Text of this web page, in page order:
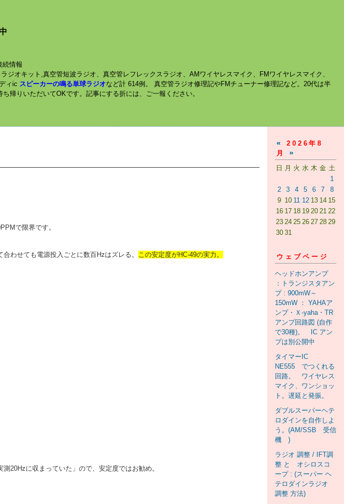
続情報
オキット,真空管短波ラジオ、真空管レフレックスラジオ、AMワイヤレスマイク、FMワイヤレスマイク、
ィic スピーカーの鳴る単球ラジオなど計 614例。 真空管ラジオ修理記やFMチューナー修理記など。20代は半
帰りいただいてOKです。記事にする折には、ご一報ください。
で限界です。
わせても電源投入ごとに数百Hzはズレる。
この安定度がHC-49の実力。
に収まっていた」ので、安定度ではお勧め。
« 2026年8
月
»
日 月 火 水 木 金 土
1
2
3 4 5 6 7
8
9 10 11 12 13 14 15
16 17 18 19 20 21 22
23 24 25 26 27 28 29
30 31
ウェブページ
ヘッドホンアンプ
：トランジスタアン
プ : 900mW～
150mW ： YAHAア
ンプ・Ｘ-yaha・TR
アンプ回路図 (自作
で30種)。 IC アン
プは別公開中
タイマーIC
NE555 でつくれる
回路。 ワイヤレス
マイク、ワンショッ
ト。遅延と発振。
ダブルスーパーヘテ
ロダインを自作しよ
う。(AM/SSB 受信
機 )
ラジオ 調整 / IFT調
整 と オシロスコ
ープ : (スーパー ヘ
テロダインラジオ
調整 方法)